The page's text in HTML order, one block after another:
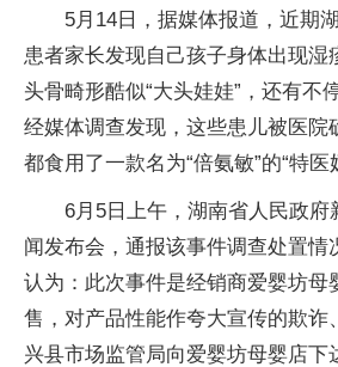
5月14日，据媒体报道，近期
患者家长发现自己孩子身体出现湿
头骨畸形酷似“大头娃娃”，还有不
经媒体调查发现，这些患儿被医院
都食用了一款名为“倍氨敏”的“特医
6月5日上午，湖南省人民政府
闻发布会，通报该事件调查处置情
认为：此次事件是经销商爱婴坊母
售，对产品性能作夸大宣传的欺诈
兴县市场监管局向爱婴坊母婴店下